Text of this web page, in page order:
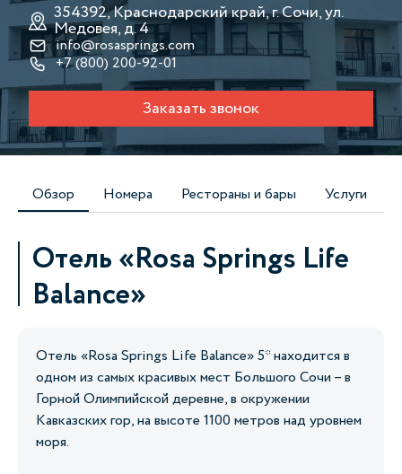
354392, Краснодарский край, г. Сочи, ул.
Медовея, д. 4
info@rosasprings.com
+7 (800) 200-92-01
Заказать звонок
Обзор Номера Рестораны и бары Услуги
Отель «Rosa Springs Life
Balance»
Отель «Rosa Springs Life Balance» 5* находится в
одном из самых красивых мест Большого Сочи – в
Горной Олимпийской деревне, в окружении
Кавказских гор, на высоте 1100 метров над уровнем
моря.